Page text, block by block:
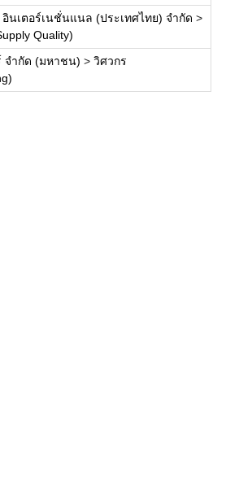
นเตอร์เนชั่นแนล (ประเทศไทย) จำกัด >
Quality)
จำกัด (มหาชน) > วิศวกร